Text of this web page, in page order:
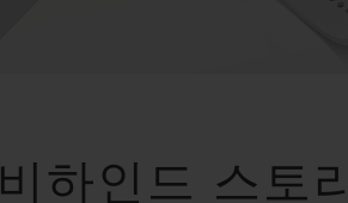
비하인드 스토